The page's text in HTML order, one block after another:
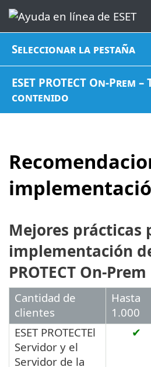
Seleccionar la pestaña
ESET PROTECT On-Prem
contenido
Mejores prácticas
implementación
PROTECT On-Prem
Cantidad de
clientes
Hasta
1.000
ESET PROTECTEl
Servidor y el
Servidor de la
✔